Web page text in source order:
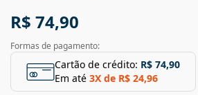
R$ 74,90
Formas de pagamento:
Cartão de crédito: R$ 74,90
Em até 3X de R$ 24,96